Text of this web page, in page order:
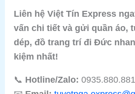
Liên hệ Việt Tín Express
vấn chi tiết và gửi quần áo,
dép, đồ trang trí đi Đức
kiệm nhất!
📞 Hotline/Zalo: 0935.880.881